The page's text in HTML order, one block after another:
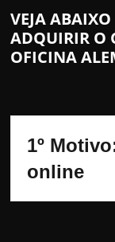
VEJA
ADQUIRIR O
OFICINA
1º
online